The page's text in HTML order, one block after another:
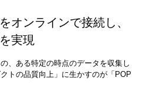
オンラインで接続し、
実現
、ある特定の時点のデータを収集し
トの品質向上」に生かすのが「POP